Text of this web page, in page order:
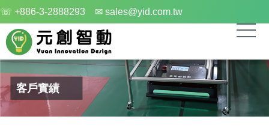
☏ +886-3-2888293 ✉ sales@yid.com.tw
客戶實績